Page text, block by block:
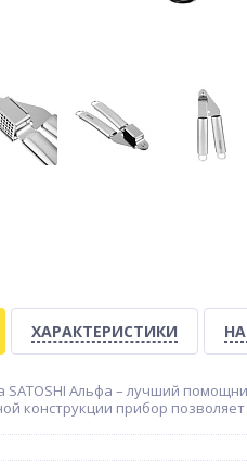
ХАРАКТЕРИСТИКИ
SATOSHI Альфа – лучший
конструкции прибор